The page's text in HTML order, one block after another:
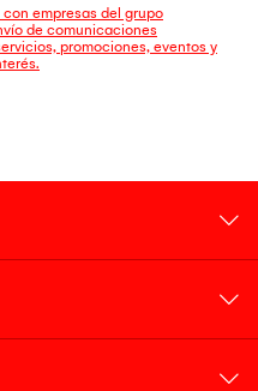
empresas del grupo
de comunicaciones
promociones, eventos y